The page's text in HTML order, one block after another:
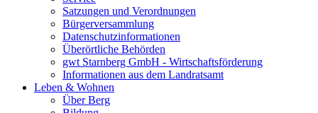
Satzungen und Verordnungen
Bürgerversammlung
Datenschutzinformationen
Überörtliche Behörden
gwt Starnberg GmbH - Wirtschaftsförderung
Informationen aus dem Landratsamt
Leben & Wohnen
Über Berg